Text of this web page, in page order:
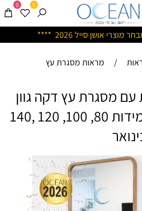
מוצרי אושן סייל 2026 ****
0 0
/ מראות מסגרת עץ
מסגרת עץ דקה גוון
אלון מבוקע במידות 80, 100, 120 ,140